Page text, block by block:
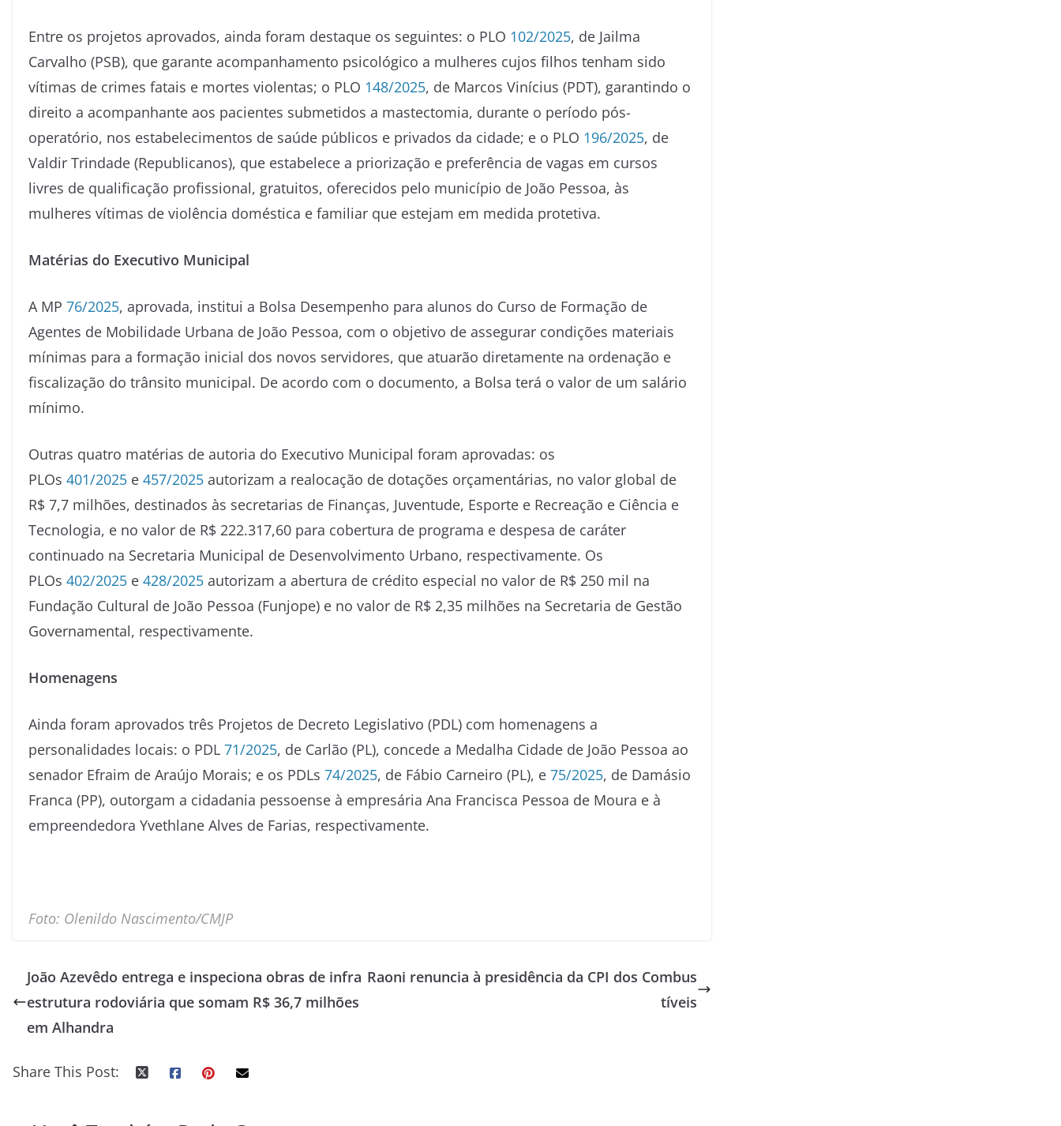
Entre os projetos aprovados, ainda foram destaque os seguintes: o PLO 102/2025, de Jailma
Carvalho (PSB), que garante acompanhamento psicológico a mulheres cujos filhos tenham sido
vítimas de crimes fatais e mortes violentas; o PLO 148/2025, de Marcos Vinícius (PDT), garantindo o
direito a acompanhante aos pacientes submetidos a mastectomia, durante o período pós-
operatório, nos estabelecimentos de saúde públicos e privados da cidade; e o PLO 196/2025, de
Valdir Trindade (Republicanos), que estabelece a priorização e preferência de vagas em cursos
livres de qualificação profissional, gratuitos, oferecidos pelo município de João Pessoa, às
mulheres vítimas de violência doméstica e familiar que estejam em medida protetiva.
Matérias do Executivo Municipal
A MP 76/2025, aprovada, institui a Bolsa Desempenho para alunos do Curso de Formação de
Agentes de Mobilidade Urbana de João Pessoa, com o objetivo de assegurar condições materiais
mínimas para a formação inicial dos novos servidores, que atuarão diretamente na ordenação e
fiscalização do trânsito municipal. De acordo com o documento, a Bolsa terá o valor de um salário
mínimo.
Outras quatro matérias de autoria do Executivo Municipal foram aprovadas: os
PLOs 401/2025 e 457/2025 autorizam a realocação de dotações orçamentárias, no valor global de
R$ 7,7 milhões, destinados às secretarias de Finanças, Juventude, Esporte e Recreação e Ciência e
Tecnologia, e no valor de R$ 222.317,60 para cobertura de programa e despesa de caráter
continuado na Secretaria Municipal de Desenvolvimento Urbano, respectivamente. Os
PLOs 402/2025 e 428/2025 autorizam a abertura de crédito especial no valor de R$ 250 mil na
Fundação Cultural de João Pessoa (Funjope) e no valor de R$ 2,35 milhões na Secretaria de Gestão
Governamental, respectivamente.
Homenagens
Ainda foram aprovados três Projetos de Decreto Legislativo (PDL) com homenagens a
personalidades locais: o PDL 71/2025, de Carlão (PL), concede a Medalha Cidade de João Pessoa ao
senador Efraim de Araújo Morais; e os PDLs 74/2025, de Fábio Carneiro (PL), e 75/2025, de Damásio
Franca (PP), outorgam a cidadania pessoense à empresária Ana Francisca Pessoa de Moura e à
empreendedora Yvethlane Alves de Farias, respectivamente.
Foto: Olenildo Nascimento/CMJP
João Azevêdo entrega e inspeciona obras de infra
estrutura rodoviária que somam R$ 36,7 milhões
em Alhandra
Raoni renuncia à presidência da CPI dos Combus
tíveis
Share This Post: